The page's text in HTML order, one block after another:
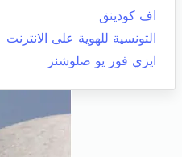
اف كودينق
التونسية للهوية على الانترنت
ايزي فور يو صلوشنز